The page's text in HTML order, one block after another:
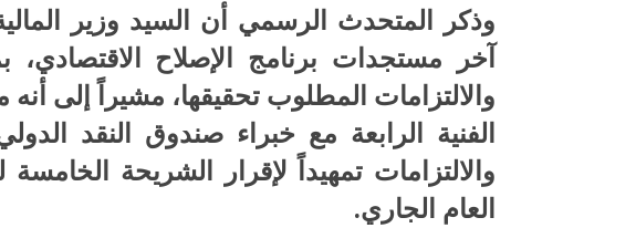
وذكر المتحدث الرسمي أن السيد وزير
آخر مستجدات برنامج الإصلاح
والالتزامات المطلوب تحقيقها، مشيراً إلى
الفنية الرابعة مع خبراء صندوق النقد
والالتزامات تمهيداً لإقرار الشريحة
العام الجاري.